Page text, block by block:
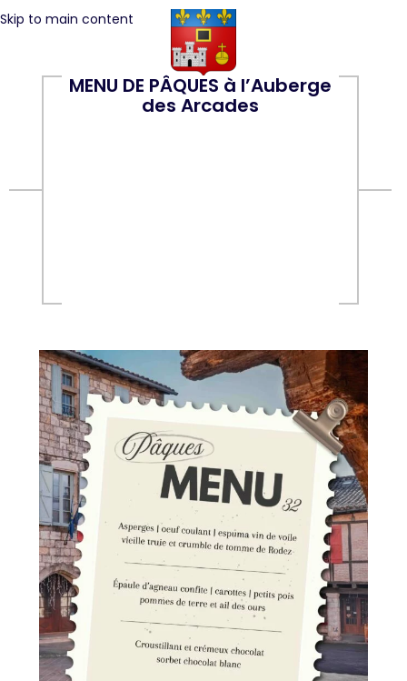
Skip to main content
MENU DE PÂQUES à l’Auberge
des Arcades